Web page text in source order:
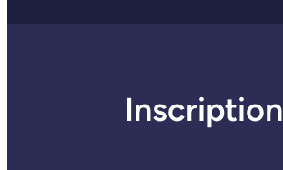
Inscription